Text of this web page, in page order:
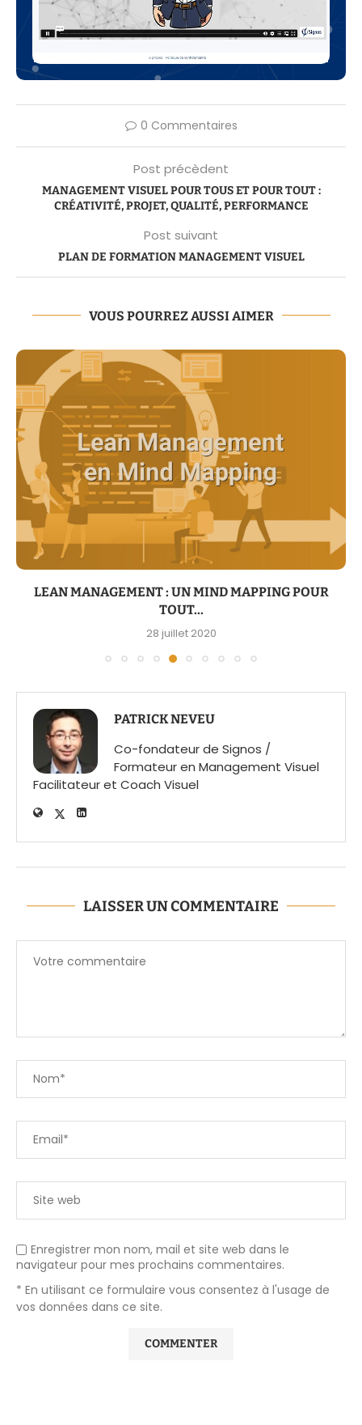
0 Commentaires
Post précèdent
MANAGEMENT VISUEL POUR TOUS ET POUR TOUT :
CRÉATIVITÉ, PROJET, QUALITÉ, PERFORMANCE
Post suivant
PLAN DE FORMATION MANAGEMENT VISUEL
VOUS POURREZ AUSSI AIMER
LEAN MANAGEMENT : UN MIND MAPPING POUR
TOUT...
28 juillet 2020
PATRICK NEVEU
Co-fondateur de Signos /
Formateur en Management Visuel
Facilitateur et Coach Visuel
LAISSER UN COMMENTAIRE
Enregistrer mon nom, mail et site web dans le
navigateur pour mes prochains commentaires.
* En utilisant ce formulaire vous consentez à l'usage de
vos données dans ce site.